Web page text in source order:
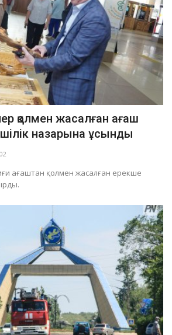
қолмен жасалған ағаш
назарына ұсынды
ағаштан қолмен жасалған ерекше